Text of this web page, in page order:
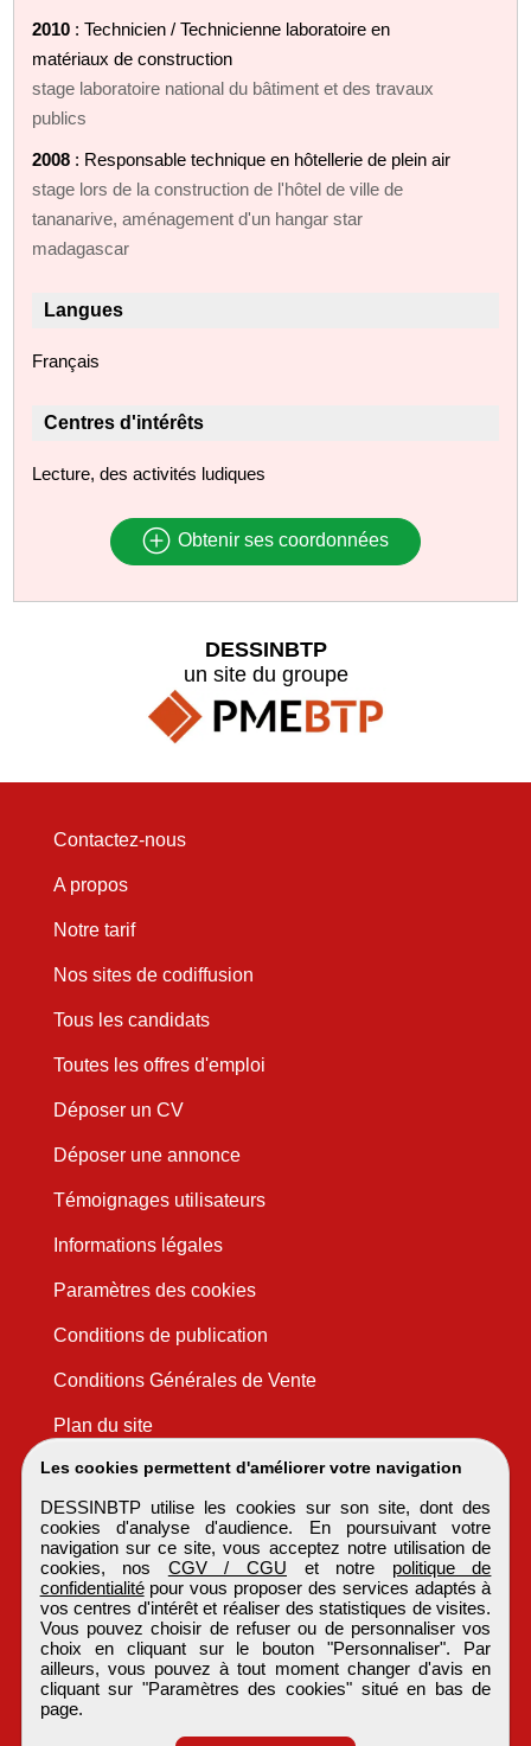
2010 : Technicien / Technicienne laboratoire en
matériaux de construction
stage laboratoire national du bâtiment et des travaux
publics
2008 : Responsable technique en hôtellerie de plein air
stage lors de la construction de l'hôtel de ville de
tananarive, aménagement d'un hangar star
madagascar
Langues
Français
Centres d'intérêts
Lecture, des activités ludiques
Obtenir ses coordonnées
Les cookies permettent d'améliorer votre navigation
DESSINBTP utilise les cookies sur son site, dont des
cookies d'analyse d'audience. En poursuivant votre
navigation sur ce site, vous acceptez notre utilisation de
cookies, nos CGV / CGU et notre politique de
confidentialitépour vous proposer des services adaptés à
vos centres d'intérêt et réaliser des statistiques de visites.
Vous pouvez choisir de refuser ou de personnaliser vos
choix en cliquant sur le bouton "Personnaliser". Par
ailleurs, vous pouvez à tout moment changer d'avis en
cliquant sur "Paramètres des cookies" situé en bas de
page.
DESSINBTP
un site du groupe
Contactez-nous
A propos
Notre tarif
Nos sites de codiffusion
Tous les candidats
Toutes les offres d'emploi
Déposer un CV
Déposer une annonce
Témoignages utilisateurs
Informations légales
Paramètres des cookies
Conditions de publication
Conditions Générales de Vente
Plan du site